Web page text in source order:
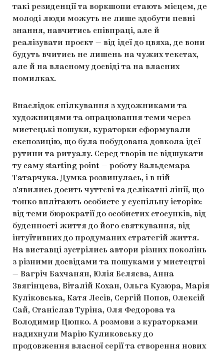
такі резиденції та воркшопи стають місцем, де
молоді люди можуть не лише здобути певні
знання, навчитись співпраці, але й
реалізувати проєкт — від ідеї до цвяха, де вони
будуть вчитись не лишень на чужих текстах,
але й на власному досвіді та на власних
помилках.
Внаслідок спілкування з художниками та
художницями та опрацювання теми через
мистецькі пошуки, кураторки сформували
експозицію, що була побудована довкола ідеї
рутини та ритуалу. Серед творів не відшукати
ту саму starting point — роботу Вальдемара
Татарчука. Думка розвинулась, і в ній
з’явились досить чуттєві та делікатні лінії, що
тонко вплітають особисте у суспільну історію:
від теми бюрократії до особистих стосунків, від
буденності життя до його святкування, від
інтуїтивних до продуманих стратегій життя.
На виставці зустрілись автори різних поколінь
з різними досвідами та пошуками у мистецтві
— Вагріч Бахчанян, Юлія Бєляєва, Анна
Звягінцева, Віталій Кохан, Ольга Кузюра, Марія
Куліковська, Катя Лесів, Сергій Попов, Олексій
Сай, Станіслав Туріна, Оля Федорова та
Володимир Цюпко. А розмови з кураторками
надихнули Марію Куликовську до
продовження власної серії та створення нових